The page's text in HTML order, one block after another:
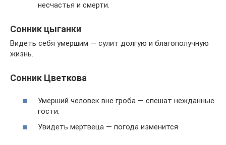
несчастья и смерти.
Сонник цыганки
Видеть себя умершим — сулит долгую и благополучную
жизнь.
Сонник Цветкова
Умерший человек вне гроба — спешат нежданные
гости.
Увидеть мертвеца — погода изменится.